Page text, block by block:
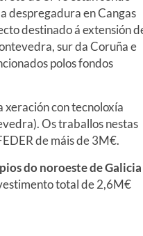
despregadura en Cangas
destinado á extensión
sur da Coruña e
polos fondos
xeración con tecnoloxía
Os traballos nestas
de máis de 3M€.
do noroeste de Galicia
total de 2,6M€